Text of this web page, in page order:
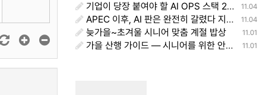
11.04
기업이 당장 붙여야 할 AI OPS 스택 2025 — 모델·평가·워크플로·권한·대시보드 실전 레시피
11.04
APEC 이후, AI 판은 완전히 갈렸다 지금 당장 바꿔야 할 생존전략
11.01
늦가을~초겨울 시니어 맞춤 계절 밥상
11.01
가을 산행 가이드 — 시니어를 위한 안전하고 아름다운 등산법